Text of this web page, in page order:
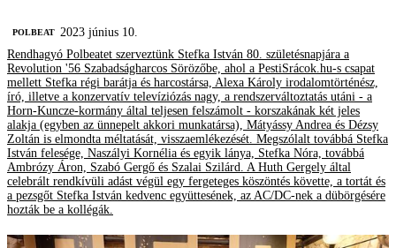
‎POLBEAT
2023 június 10.
Rendhagyó Polbeatet szerveztünk Stefka István 80. születésnapjára a
Revolution '56 Szabadságharcos Sörözőbe, ahol a PestiSrácok.hu-s csapat
mellett Stefka régi barátja és harcostársa, Alexa Károly irodalomtörténész,
író, illetve a konzervatív televíziózás nagy, a rendszerváltoztatás utáni - a
Horn-Kuncze-kormány által teljesen felszámolt - korszakának két jeles
alakja (egyben az ünnepelt akkori munkatársa), Mátyássy Andrea és Dézsy
Zoltán is elmondta méltatását, visszaemlékezését. Megszólalt továbbá Stefka
István felesége, Naszályi Kornélia és egyik lánya, Stefka Nóra, továbbá
Ambrózy Áron, Szabó Gergő és Szalai Szilárd. A Huth Gergely által
celebrált rendkívüli adást végül egy fergeteges köszöntés követte, a tortát és
a pezsgőt Stefka István kedvenc együttesének, az AC/DC-nek a dübörgésére
hozták be a kollégák.